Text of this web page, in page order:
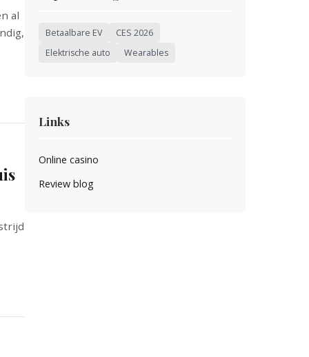
al
Betaalbare EV
CES 2026
Elektrische auto
Wearables
Links
Online casino
Review blog